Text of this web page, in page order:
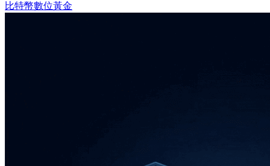
比特幣數位黃金